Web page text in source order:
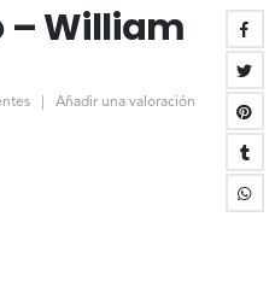
– William
Añadir una valoración